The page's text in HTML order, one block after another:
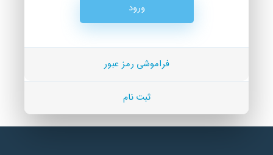
فراموشی رمز عبور
ثبت نام